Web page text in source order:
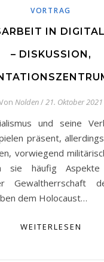
VORTRAG
IN
– DISKUSSION,
Nolden/21. Oktober 2021
präsent,
vorwiegend
sie häufig
Gewaltherrschaft
dem Holocaust…
WEITERLESEN